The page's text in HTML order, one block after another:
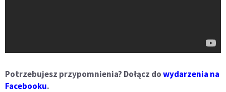
Potrzebujesz przypomnienia? Dołącz dowydarzenia na
Facebooku.